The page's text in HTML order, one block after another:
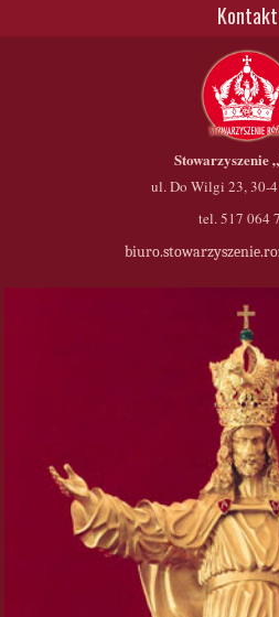
Kontakt
Stowarzyszenie
ul. Do Wilgi 23, 30-
tel. 517 064